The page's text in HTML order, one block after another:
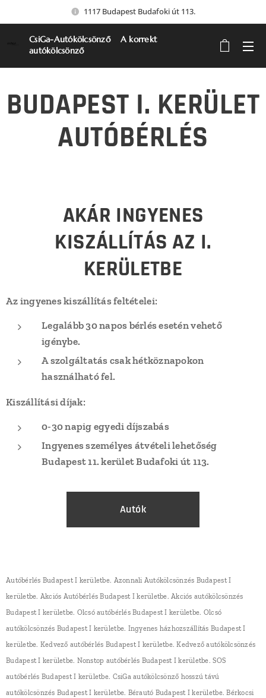
1117 Budapest Budafoki út 113.
CsiGa-Autókölcsönző A korrekt
autókölcsönző
BUDAPEST I. KERÜLET
AUTÓBÉRLÉS
AKÁR INGYENES
KISZÁLLÍTÁS AZ I.
KERÜLETBE
Az ingyenes kiszállítás feltételei:
Legalább 30 napos bérlés esetén vehető
igénybe.
A szolgáltatás csak hétköznapokon
használható fel.
Kiszállítási díjak:
0-30 napig egyedi díjszabás
Ingyenes személyes átvételi lehetőség
Budapest 11. kerület Budafoki út 113.
Autók
Autóbérlés Budapest I kerületbe. Azonnali Autókölcsönzés Budapest I
kerületbe. Akciós Autóbérlés Budapest I kerületbe. Akciós autókölcsönzés
Budapest I kerületbe. Olcsó autóbérlés Budapest I kerületbe. Olcsó
autókölcsönzés Budapest I kerületbe. Ingyenes házhozszállítás Budapest I
kerületbe. Kedvező autóbérlés Budapest I kerületbe. Kedvező autókölcsönzés
Budapest I kerületbe. Nonstop autóbérlés Budapest I kerületbe. SOS
autóbérlés Budapest I kerületbe. CsiGa autókölcsönző hosszú távú
autókölcsönzés Budapest I kerületbe. Bérautó Budapest I kerületbe. Bérkocsi